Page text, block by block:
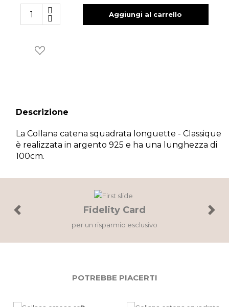
Aggiungi al carrello
Descrizione
La Collana catena squadrata longuette - Classique
è realizzata in argento 925 e ha una lunghezza di
100cm.
Fidelity Card
per un risparmio esclusivo
Previous Next
POTREBBE PIACERTI
Accedi al tuo account per creare la tua wishlist.
Annulla Wishlist